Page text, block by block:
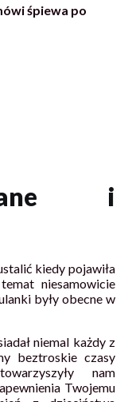
śpiewa po
i
kiedy pojawiła
niesamowicie
były obecne w
niemal każdy z
beztroskie czasy
nam
Twojemu